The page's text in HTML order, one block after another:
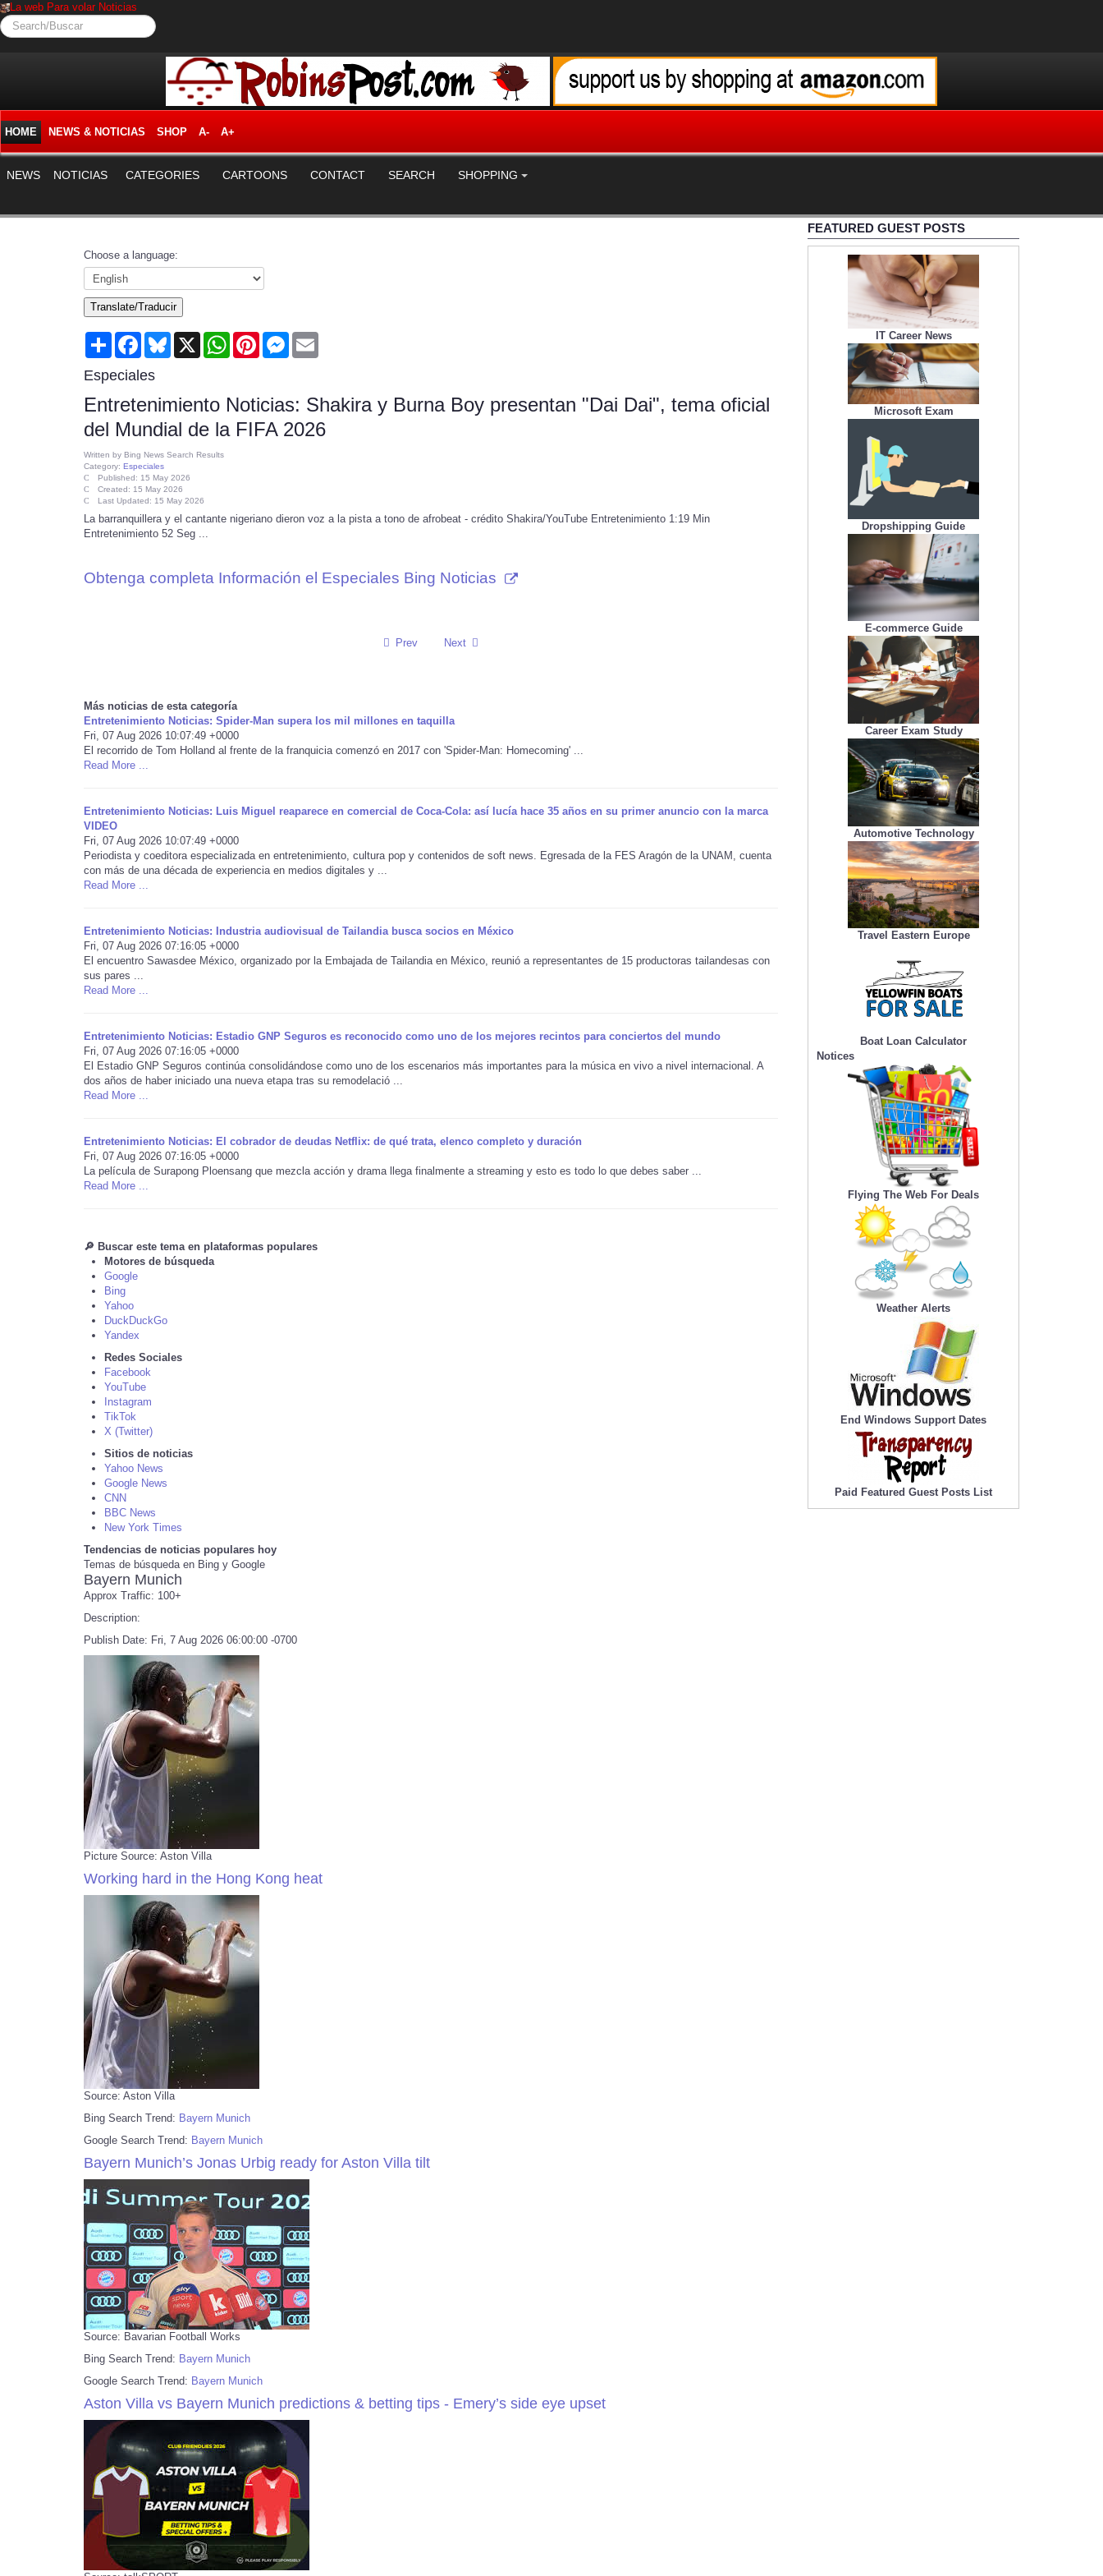
La web Para volar Noticias
Search/Buscar
HOME NEWS & NOTICIAS SHOP A- A+
NEWS NOTICIAS CATEGORIES CARTOONS CONTACT SEARCH SHOPPING
Choose a language:
Translate/Traducir
Share FacebookBluesky
X WhatsAppPinterestMessenger
Especiales
Entretenimiento Noticias: Shakira y Burna Boy presentan "Dai Dai", tema oficial
del Mundial de la FIFA 2026
Written by Bing News Search Results
Category: Especiales
Published: 15 May 2026
Created: 15 May 2026
Last Updated: 15 May 2026
La barranquillera y el cantante nigeriano dieron voz a la pista a tono de afrobeat - crédito Shakira/YouTube Entretenimiento 1:19 Min
Entretenimiento 52 Seg ...
Obtenga completa Información el Especiales Bing Noticias
Prev Next
Más noticias de esta categoría
Entretenimiento Noticias: Spider-Man supera los mil millones en taquilla
Fri, 07 Aug 2026 10:07:49 +0000
El recorrido de Tom Holland al frente de la franquicia comenzó en 2017 con 'Spider-Man: Homecoming' ...
Read More ...
Entretenimiento Noticias: Luis Miguel reaparece en comercial de Coca-Cola: así lucía hace 35 años en su primer anuncio con la marca
VIDEO
Fri, 07 Aug 2026 10:07:49 +0000
Periodista y coeditora especializada en entretenimiento, cultura pop y contenidos de soft news. Egresada de la FES Aragón de la UNAM, cuenta
con más de una década de experiencia en medios digitales y ...
Read More ...
Entretenimiento Noticias: Industria audiovisual de Tailandia busca socios en México
Fri, 07 Aug 2026 07:16:05 +0000
El encuentro Sawasdee México, organizado por la Embajada de Tailandia en México, reunió a representantes de 15 productoras tailandesas con
sus pares ...
Read More ...
Entretenimiento Noticias: Estadio GNP Seguros es reconocido como uno de los mejores recintos para conciertos del mundo
Fri, 07 Aug 2026 07:16:05 +0000
El Estadio GNP Seguros continúa consolidándose como uno de los escenarios más importantes para la música en vivo a nivel internacional. A
dos años de haber iniciado una nueva etapa tras su remodelació ...
Read More ...
Entretenimiento Noticias: El cobrador de deudas Netflix: de qué trata, elenco completo y duración
Fri, 07 Aug 2026 07:16:05 +0000
La película de Surapong Ploensang que mezcla acción y drama llega finalmente a streaming y esto es todo lo que debes saber ...
Read More ...
🔎 Buscar este tema en plataformas populares
Motores de búsqueda
Google
Bing
Yahoo
DuckDuckGo
Yandex
Redes Sociales
Facebook
YouTube
Instagram
TikTok
X (Twitter)
Sitios de noticias
Yahoo News
Google News
CNN
BBC News
New York Times
Tendencias de noticias populares hoy
Temas de búsqueda en Bing y Google
Bayern Munich
Approx Traffic: 100+
Description:
Publish Date: Fri, 7 Aug 2026 06:00:00 -0700
Picture Source: Aston Villa
Working hard in the Hong Kong heat
Source: Aston Villa
Bing Search Trend: Bayern Munich
Google Search Trend: Bayern Munich
Bayern Munich’s Jonas Urbig ready for Aston Villa tilt
Source: Bavarian Football Works
Bing Search Trend: Bayern Munich
Google Search Trend: Bayern Munich
Aston Villa vs Bayern Munich predictions & betting tips - Emery’s side eye upset
FEATURED GUEST POSTS
IT Career News
Microsoft Exam
Dropshipping Guide
E-commerce Guide
Career Exam Study
Automotive Technology
Travel Eastern Europe
Boat Loan Calculator
Notices
Flying The Web For Deals
Weather Alerts
End Windows Support Dates
Paid Featured Guest Posts List